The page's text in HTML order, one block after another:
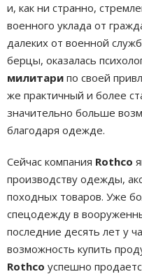
и, как ни странно,
военного уклада от
далеких от военной
берцы, оказалась
милитари по своей
же практичный и более
значительно больше
благодаря одежде.
Сейчас компания Rothco
производству одежды,
походных товаров. Уже
спецодежду в
последние десять лет у
возможность купить
Rothco успешно